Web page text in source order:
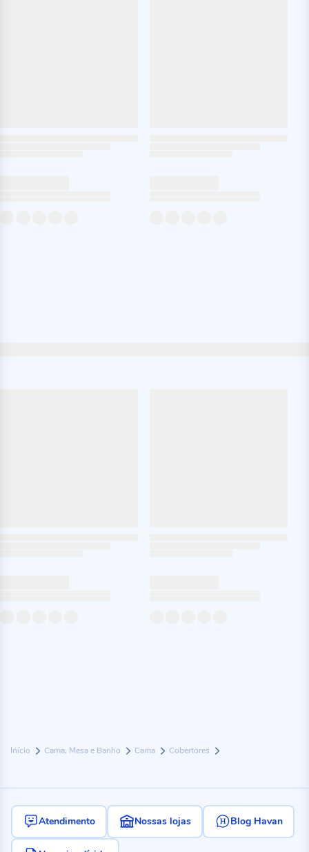
Início Cama, Mesa e Banho Cama Cobertores
Atendimento Nossas lojas Blog Havan